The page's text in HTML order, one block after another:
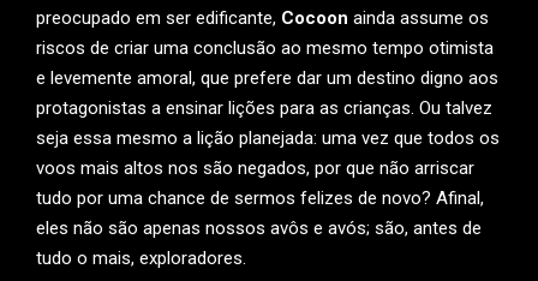
preocupado em ser edificante, Cocoon ainda assume os
riscos de criar uma conclusão ao mesmo tempo otimista
e levemente amoral, que prefere dar um destino digno aos
protagonistas a ensinar lições para as crianças. Ou talvez
seja essa mesmo a lição planejada: uma vez que todos os
voos mais altos nos são negados, por que não arriscar
tudo por uma chance de sermos felizes de novo? Afinal,
eles não são apenas nossos avôs e avós; são, antes de
tudo o mais, exploradores.